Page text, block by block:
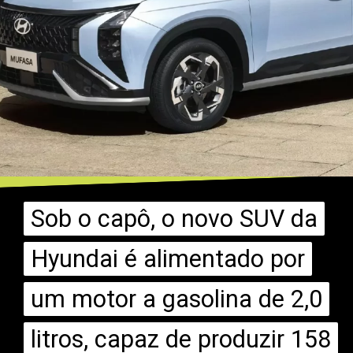
Sob o capô, o novo SUV da
Hyundai é alimentado por
um motor a gasolina de 2,0
litros, capaz de produzir 158
Sob o capô, o novo SUV da
Hyundai é alimentado por
um motor a gasolina de 2,0
litros, capaz de produzir 158